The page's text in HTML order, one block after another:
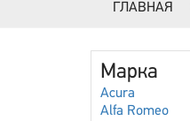
ГЛАВНАЯ
Марка
Acura
Alfa Romeo